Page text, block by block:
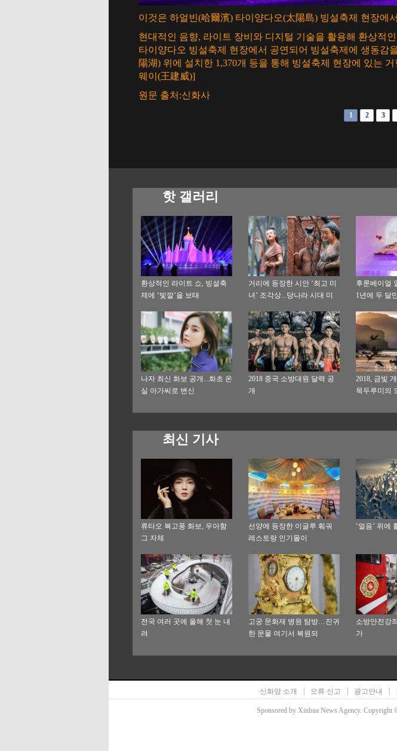
이것은 하얼빈(哈爾濱) 타이양다오(太陽島) 빙설축제 현장에
현대적인 음향, 라이트 장비와 디지털 기술을 활용해 환상적
타이양다오 빙설축제 현장에서 공연되어 빙설축제에 생동감
陽湖) 위에 설치한 1,370개 등을 통해 빙설축제 현장에 있는
웨이(王建威)]
원문 출처:신화사
1 2 3
핫 갤러리
환상적인 라이트 쇼, 빙설축
제에 ‘빛깔’을 보태
거리에 등장한 시안 ‘최고 미
녀’ 조각상...당나라 시대 미
후룬베이얼
1년에 두 달
나자 최신 화보 공개...화초 온
실 아가씨로 변신
2018 중국 소방대원 달력 공
개
2018, 금빛
목두루미의
최신 기사
류타오 복고풍 화보, 우아함
그 자체
선양에 등장한 이글루 훠궈
레스토랑 인기몰이
‘얼음’ 위에
전국 여러 곳에 올해 첫 눈 내
려
고궁 문화재 병원 탐방…진귀
한 문물 여기서 복원되
소방안전강
가